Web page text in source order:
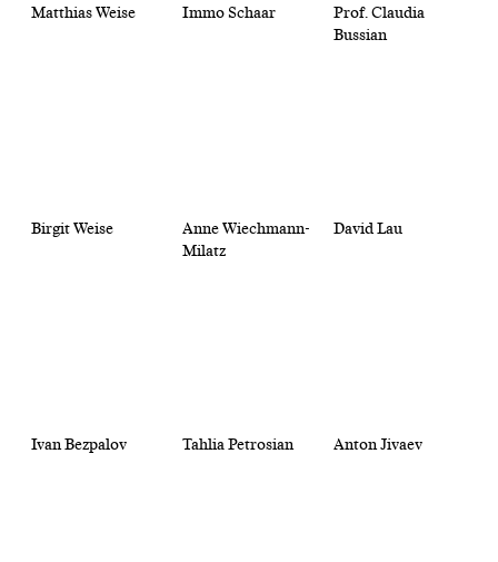
Matthias Weise Immo Schaar
Prof. Claudia
Bussian
Birgit Weise
Anne Wiechmann-
Milatz
David Lau
Ivan Bezpalov Tahlia Petrosian Anton Jivaev